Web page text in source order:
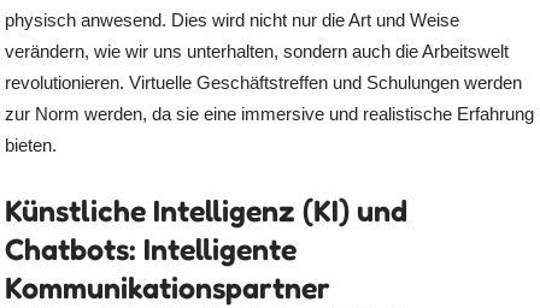
physisch anwesend. Dies wird nicht nur die Art und Weise
verändern, wie wir uns unterhalten, sondern auch die Arbeitswelt
revolutionieren. Virtuelle Geschäftstreffen und Schulungen werden
zur Norm werden, da sie eine immersive und realistische Erfahrung
bieten.
Künstliche Intelligenz (KI) und
Chatbots: Intelligente
Kommunikationspartner